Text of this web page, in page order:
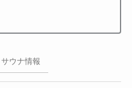
サウナ情報